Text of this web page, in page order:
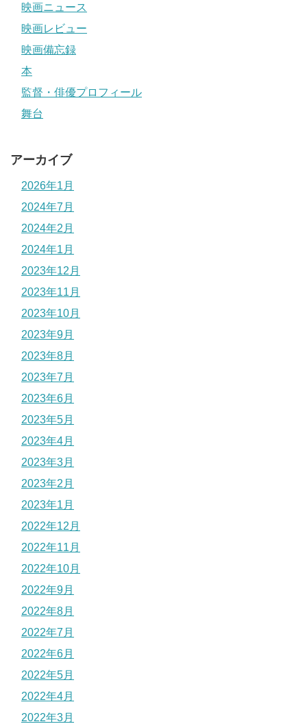
映画ニュース
映画レビュー
映画備忘録
本
監督・俳優プロフィール
舞台
アーカイブ
2026年1月
2024年7月
2024年2月
2024年1月
2023年12月
2023年11月
2023年10月
2023年9月
2023年8月
2023年7月
2023年6月
2023年5月
2023年4月
2023年3月
2023年2月
2023年1月
2022年12月
2022年11月
2022年10月
2022年9月
2022年8月
2022年7月
2022年6月
2022年5月
2022年4月
2022年3月